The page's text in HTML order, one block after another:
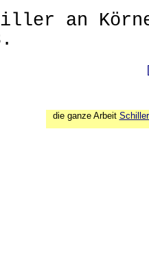
an
die ganze Arbeit